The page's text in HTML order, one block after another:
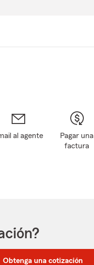
al agente
Pagar una
factura
Obtenga una cotización